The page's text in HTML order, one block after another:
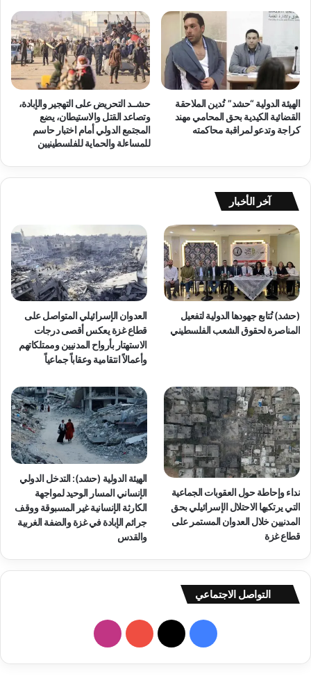
ب
ب
ف
ي
غ
ز
ة
م
ذ
ب
ء
ل
د
و
ا
ن
ا
ل
ا
ئ
ي
ل
ي
ا
ة
ع
ا
ج
ل
ة
إ
ى
ا
م
ج
ت
ع
ا
ل
د
و
ش
أ
ن
ك
ا
ر
ث
إ
غ
ل
ا
ق
ا
م
ر
الهيئة الدولية “حشد” تُدين الملاحقة
القضائية الكيدية بحق المحامي مهند
كراجة وتدعو لمراقبة محاكمته
حشــد التحريض على التهجير والإبادة،
وتصاعد القتل والاستيطان، يضع
المجتمع الدولي أمام اختبار حاسم
للمساءلة والحماية للفلسطينيين
آخر الأخبار
(حشد) تُتابع جهودها الدولية لتفعيل
المناصرة لحقوق الشعب الفلسطيني
العدوان الإسرائيلي المتواصل على
قطاع غزة يعكس أقصى درجات
الاستهتار بأرواح المدنيين وممتلكاتهم
وأعمالاً انتقامية وعقاباً جماعياً
نداء وإحاطة حول العقوبات الجماعية
التي يرتكبها الاحتلال الإسرائيلي بحق
المدنيين خلال العدوان المستمر على
قطاع غزة
الهيئة الدولية (حشد): التدخل الدولي
الإنساني المسار الوحيد لمواجهة
الكارثة الإنسانية غير المسبوقة ووقف
جرائم الإبادة في غزة والضفة الغربية
والقدس
التواصل الاجتماعي
ي
X
Y
ن